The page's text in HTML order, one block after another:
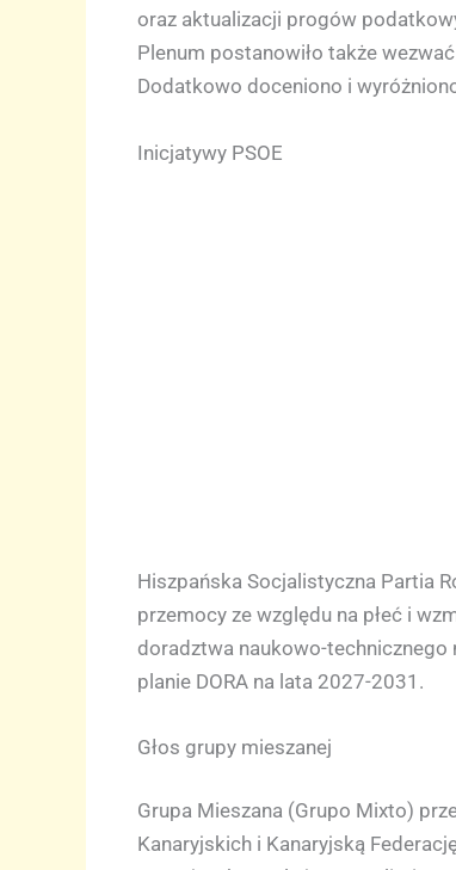
oraz aktualizacji progów
Plenum postanowiło także
Dodatkowo doceniono i
Inicjatywy PSOE
Hiszpańska Socjalistyczna Partia
przemocy ze względu na płeć i
doradztwa naukowo-technicznego
planie DORA na lata 2027-2031.
Głos grupy mieszanej
Grupa Mieszana (Grupo Mixto)
Kanaryjskich i Kanaryjską